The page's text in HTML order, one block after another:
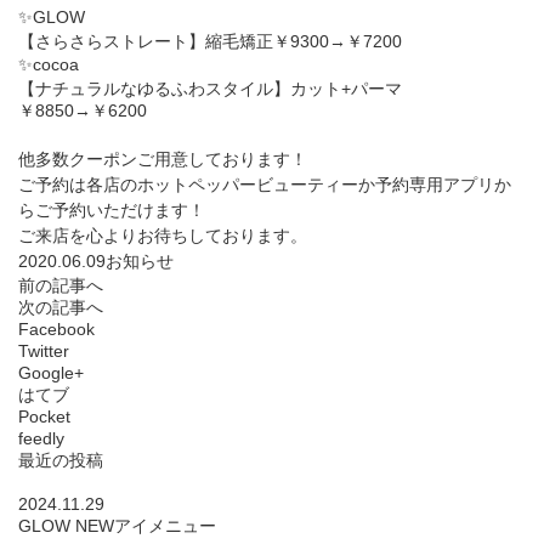
✨GLOW
【さらさらストレート】縮毛矯正￥9300→￥7200
✨cocoa
【ナチュラルなゆるふわスタイル】カット+パーマ
￥8850→￥6200
他多数クーポンご用意しております！
ご予約は各店のホットペッパービューティーか予約専用アプリか
らご予約いただけます！
ご来店を心よりお待ちしております。
2020.06.09お知らせ
前の記事へ
次の記事へ
Facebook
Twitter
Google+
はてブ
Pocket
feedly
最近の投稿
2024.11.29
GLOW NEWアイメニュー